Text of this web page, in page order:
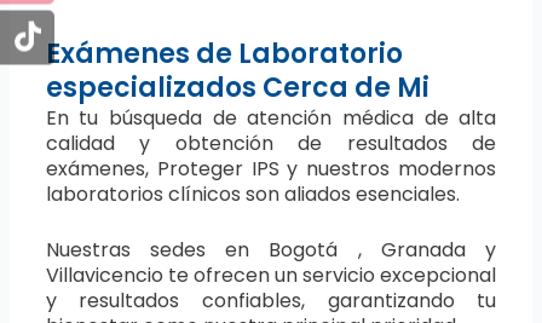
Exámenes de Laboratorio
especializados Cerca de Mi
En tu búsqueda de atención médica de alta
calidad y obtención de resultados de
exámenes, Proteger IPS y nuestros modernos
laboratorios clínicos son aliados esenciales.
Nuestras sedes en Bogotá , Granada y
Villavicencio te ofrecen un servicio excepcional
y resultados confiables, garantizando tu